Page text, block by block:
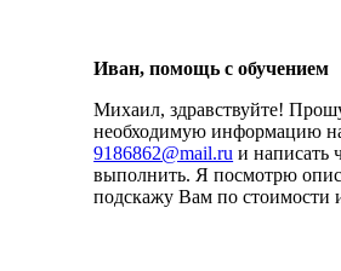
Иван, помощь с обучением
Михаил, здравствуйте!
необходимую информацию
9186862@mail.ru и написать
выполнить. Я посмотрю
подскажу Вам по стоимости